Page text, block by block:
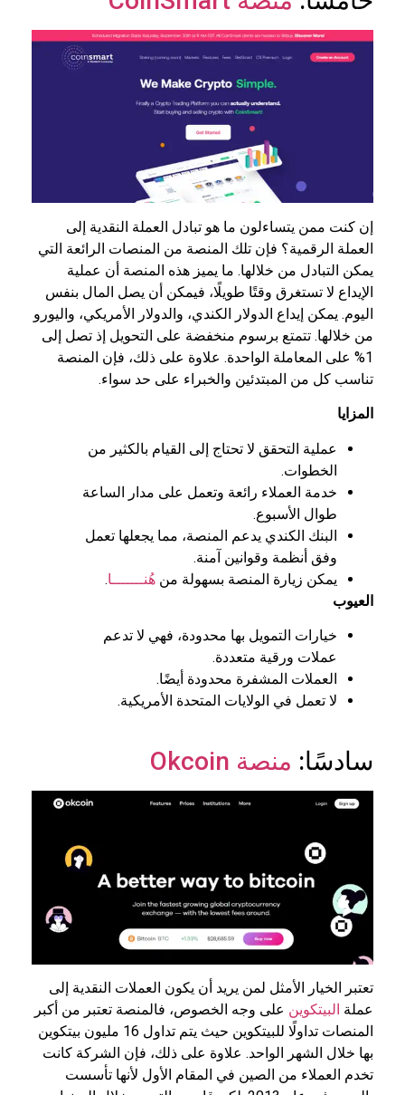
إن كنت ممن يتساءلون ما هو تبادل العملة النقدية إلى
العملة الرقمية؟ فإن تلك المنصة من المنصات الرائعة التي
يمكن التبادل من خلالها. ما يميز هذه المنصة أن عملية
الإيداع لا تستغرق وقتًا طويلًا، فيمكن أن يصل المال بنفس
اليوم. يمكن إيداع الدولار الكندي، والدولار الأمريكي، واليورو
من خلالها. تتمتع برسوم منخفضة على التحويل إذ تصل إلى
1% على المعاملة الواحدة. علاوة على ذلك، فإن المنصة
تناسب كل من المبتدئين والخبراء على حد سواء.
المزايا
عملية التحقق لا تحتاج إلى القيام بالكثير من
الخطوات.
خدمة العملاء رائعة وتعمل على مدار الساعة
طوال الأسبوع.
البنك الكندي يدعم المنصة، مما يجعلها تعمل
وفق أنظمة وقوانين آمنة.
يمكن زيارة المنصة بسهولة من هُنـــــــا.
العيوب
خيارات التمويل بها محدودة، فهي لا تدعم
عملات ورقية متعددة.
العملات المشفرة محدودة أيضًا.
لا تعمل في الولايات المتحدة الأمريكية.
سادسًا: منصة Okcoin
تعتبر الخيار الأمثل لمن يريد أن يكون العملات النقدية إلى
عملة البيتكوين على وجه الخصوص، فالمنصة تعتبر من أكبر
المنصات تداولًا للبيتكوين حيث يتم تداول 16 مليون بيتكوين
بها خلال الشهر الواحد. علاوة على ذلك، فإن الشركة كانت
تخدم العملاء من الصين في المقام الأول لأنها تأسست